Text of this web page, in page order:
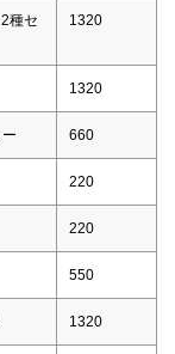
種セ
1320
1320
660
220
220
550
1320